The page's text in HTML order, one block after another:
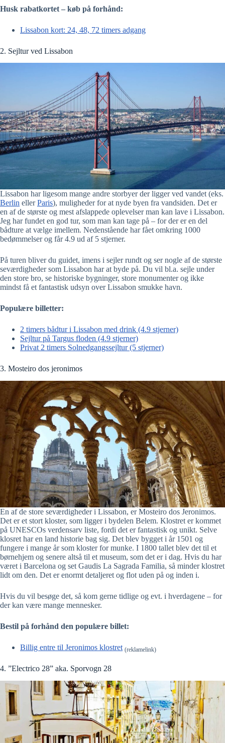
Husk rabatkortet – køb på forhånd:
Lissabon kort: 24, 48, 72 timers adgang
2. Sejltur ved Lissabon
Lissabon har ligesom mange andre storbyer der ligger ved vandet (eks.
Berlin ellerParis), muligheder for at nyde byen fra vandsiden. Det er
en af de største og mest afslappede oplevelser man kan lave i Lissabon.
Jeg har fundet en god tur, som man kan tage på – for der er en del
bådture at vælge imellem. Nedenstående har fået omkring 1000
bedømmelser og får 4.9 ud af 5 stjerner.
På turen bliver du guidet, imens i sejler rundt og ser nogle af de største
seværdigheder som Lissabon har at byde på. Du vil bl.a. sejle under
den store bro, se historiske bygninger, store monumenter og ikke
mindst få et fantastisk udsyn over Lissabon smukke havn.
Populære billetter:
2 timers bådtur i Lissabon med drink (4.9 stjerner)
Sejltur på Targus floden (4.9 stjerner)
Privat 2 timers Solnedgangssejltur (5 stjerner)
3. Mosteiro dos jeronimos
En af de store seværdigheder i Lissabon, er Mosteiro dos Jeronimos.
Det er et stort kloster, som ligger i bydelen Belem. Klostret er kommet
på UNESCOs verdensarv liste, fordi det er fantastisk og unikt. Selve
klosret har en land historie bag sig. Det blev bygget i år 1501 og
fungere i mange år som kloster for munke. I 1800 tallet blev det til et
børnehjem og senere altså til et museum, som det er i dag. Hvis du har
været i Barcelona og set Gaudis La Sagrada Familia, så minder klostret
lidt om den. Det er enormt detaljeret og flot uden på og inden i.
Hvis du vil besøge det, så kom gerne tidlige og evt. i hverdagene – for
der kan være mange mennesker.
Bestil på forhånd den populære billet:
Billig entre til Jeronimos klostret (reklamelink)
4. ”Electrico 28” aka. Sporvogn 28